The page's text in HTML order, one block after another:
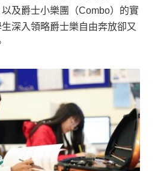
及爵士小樂團（Combo）的實
深入領略爵士樂自由奔放卻又